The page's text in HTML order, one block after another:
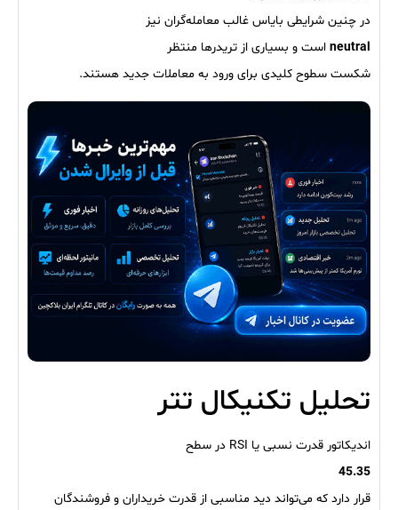
در چنین شرایطی بایاس غالب معامله‌گران نیز
neutral است و بسیاری از تریدرها منتظر
شکست سطوح کلیدی برای ورود به معاملات جدید هستند.
تحلیل تکنیکال تتر
اندیکاتور قدرت نسبی یا RSI در سطح
45.35
قرار دارد که می‌تواند دید مناسبی از قدرت خریداران و فروشندگان